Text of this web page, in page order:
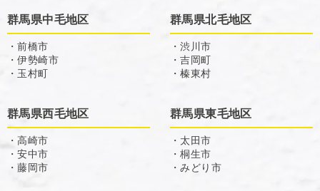
群馬県中毛地区
・前橋市
・伊勢崎市
・玉村町
群馬県北毛地区
・渋川市
・吉岡町
・榛東村
群馬県西毛地区
・高崎市
・安中市
・藤岡市
群馬県東毛地区
・太田市
・桐生市
・みどり市